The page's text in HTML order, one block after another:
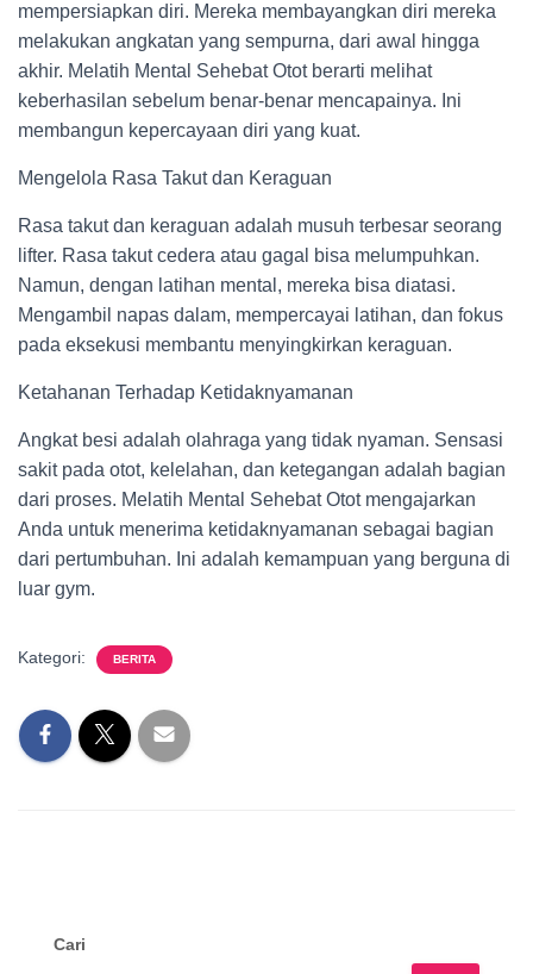
mempersiapkan diri. Mereka membayangkan diri mereka
melakukan angkatan yang sempurna, dari awal hingga
akhir. Melatih Mental Sehebat Otot berarti melihat
keberhasilan sebelum benar-benar mencapainya. Ini
membangun kepercayaan diri yang kuat.
Mengelola Rasa Takut dan Keraguan
Rasa takut dan keraguan adalah musuh terbesar seorang
lifter. Rasa takut cedera atau gagal bisa melumpuhkan.
Namun, dengan latihan mental, mereka bisa diatasi.
Mengambil napas dalam, mempercayai latihan, dan fokus
pada eksekusi membantu menyingkirkan keraguan.
Ketahanan Terhadap Ketidaknyamanan
Angkat besi adalah olahraga yang tidak nyaman. Sensasi
sakit pada otot, kelelahan, dan ketegangan adalah bagian
dari proses. Melatih Mental Sehebat Otot mengajarkan
Anda untuk menerima ketidaknyamanan sebagai bagian
dari pertumbuhan. Ini adalah kemampuan yang berguna di
luar gym.
Kategori: BERITA
Cari